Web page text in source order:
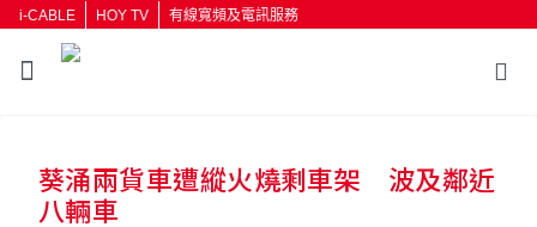
i-CABLE HOY TV 有線寬頻及電訊服務
按輸入鍵開始搜尋
葵涌兩貨車遭縱火燒剩車架 波及鄰近
八輛車